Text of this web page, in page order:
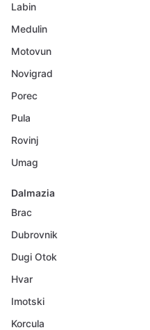
Labin
Medulin
Motovun
Novigrad
Porec
Pula
Rovinj
Umag
Dalmazia
Brac
Dubrovnik
Dugi Otok
Hvar
Imotski
Korcula